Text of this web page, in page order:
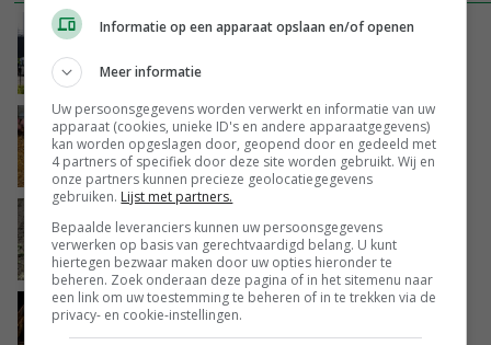
Gemiddelde Europese melkprijs daalt licht in
VANDAAG, 17:04
Frans onderzoekcentrum bestrijkt hele
varkensvleesketen
VANDAAG, 15:29
Emmeloord noteert eerste zaaiuien op
maximaal 20 euro
VANDAAG, 14:59
Spontane boerenacties in Twente en
Apeldoorn zetten de trend
Informatie op een apparaat opslaan en/of openen
Meer informatie
Uw persoonsgegevens worden verwerkt en informatie van uw
apparaat (cookies, unieke ID's en andere apparaatgegevens)
kan worden opgeslagen door, geopend door en gedeeld met
4 partners of specifiek door deze site worden gebruikt. Wij en
onze partners kunnen precieze geolocatiegegevens
gebruiken. Lijst met partners.
Bepaalde leveranciers kunnen uw persoonsgegevens
verwerken op basis van gerechtvaardigd belang. U kunt
hiertegen bezwaar maken door uw opties hieronder te
beheren. Zoek onderaan deze pagina of in het sitemenu naar
een link om uw toestemming te beheren of in te trekken via de
privacy- en cookie-instellingen.